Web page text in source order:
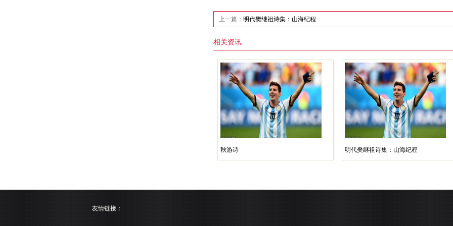
上一篇： 明代樊继祖诗集：山海纪程
相关资讯
秋游诗 明代樊继祖诗集：山海纪程
友情链接：